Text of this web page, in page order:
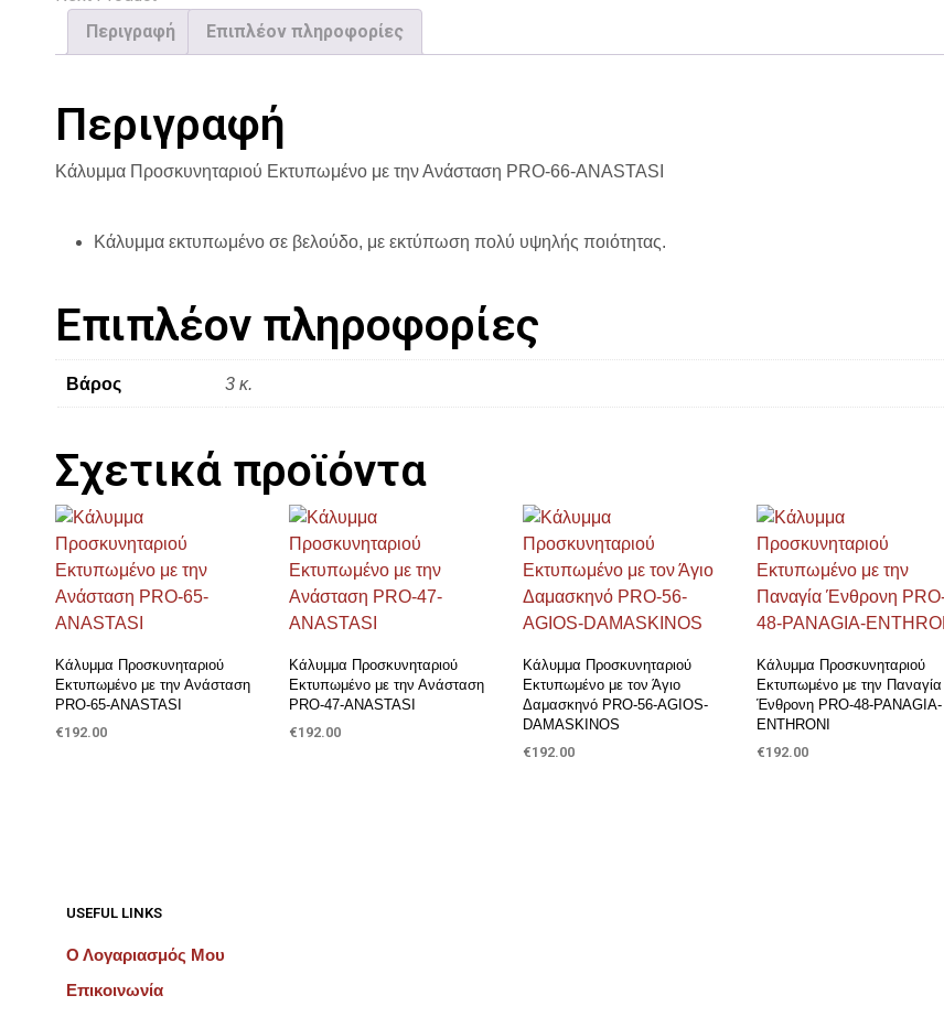
Περιγραφή
Επιπλέον πληροφορίες
Περιγραφή
Κάλυμμα Προσκυνηταριού Εκτυπωμένο με την Ανάσταση PRO-66-ANASTASI
Κάλυμμα εκτυπωμένο σε βελούδο, με εκτύπωση πολύ υψηλής ποιότητας.
Επιπλέον πληροφορίες
Βάρος 3 κ.
Σχετικά προϊόντα
Προσθήκη στη Λίστα Επιθυμιών
Κάλυμμα Προσκυνηταριού
Εκτυπωμένο με την Ανάσταση
PRO-65-ANASTASI
€192.00
Προσθήκη στη Λίστα Επιθυμιών
Κάλυμμα Προσκυνηταριού
Εκτυπωμένο με την Ανάσταση
PRO-47-ANASTASI
€192.00
Προσθήκη στη Λίστα Επιθυμιών
Κάλυμμα Προσκυνηταριού
Εκτυπωμένο με τον Άγιο
Δαμασκηνό PRO-56-AGIOS-
DAMASKINOS
€192.00
Προσθήκη στη Λίστα Επιθυμιών
Κάλυμμα Προσκυνηταριού
Εκτυπωμένο με την Παναγία
Ένθρονη PRO-48-PANAGIA-
ENTHRONI
€192.00
USEFUL LINKS
Ο Λογαριασμός Μου
Επικοινωνία